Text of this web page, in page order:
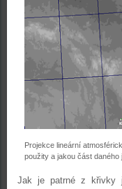
Projekce lineární
použity a jakou část
Jak je patrné z křivky